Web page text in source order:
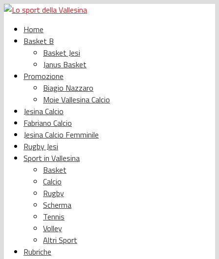
Home
Basket B
Basket Jesi
Janus Basket
Promozione
Biagio Nazzaro
Moie Vallesina Calcio
Jesina Calcio
Fabriano Calcio
Jesina Calcio Femminile
Rugby Jesi
Sport in Vallesina
Basket
Calcio
Rugby
Scherma
Tennis
Volley
Altri Sport
Rubriche